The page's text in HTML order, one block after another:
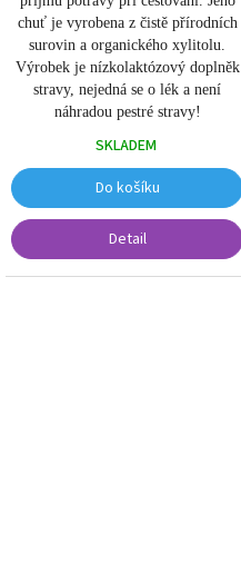
chuť je vyrobena z čistě přírodních
surovin a organického xylitolu.
Výrobek je nízkolaktózový doplněk
stravy, nejedná se o lék a není
náhradou pestré stravy!
SKLADEM
Do košíku
Detail